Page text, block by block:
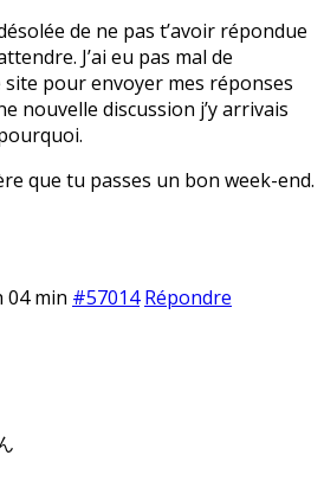
de ne pas t’avoir répondue
J’ai eu pas mal de
pour envoyer mes réponses
nouvelle discussion j’y arrivais
que tu passes un bon week-end.
04 min #57014 Répondre